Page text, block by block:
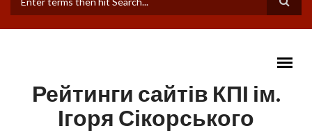
ПОШУКОВА ФОРМА
Рейтинги сайтів КПІ ім.
Ігоря Сікорського